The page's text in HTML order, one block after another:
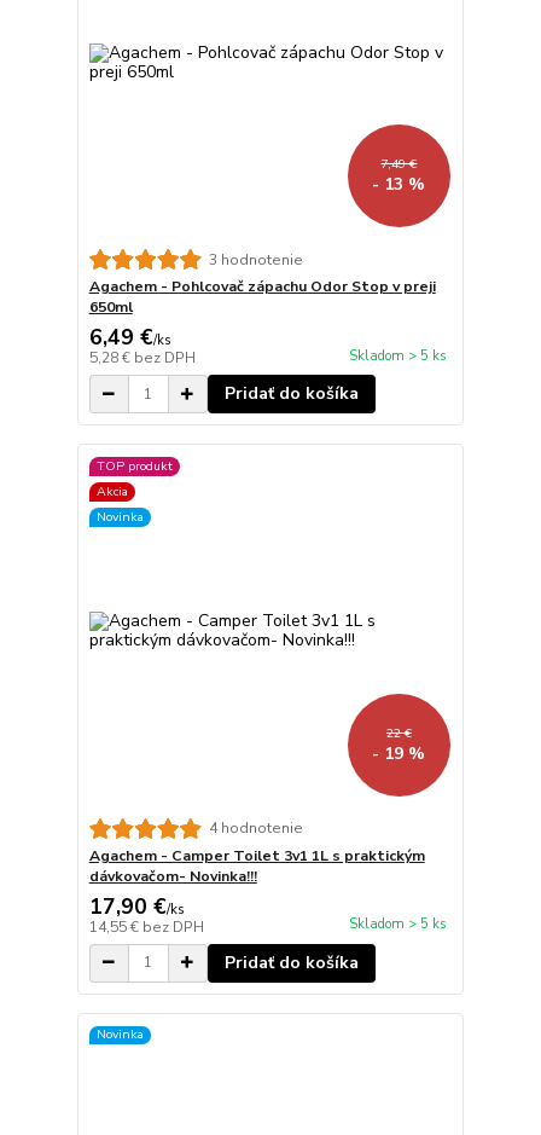
7,49 €
- 13 %
3 hodnotenie
Agachem - Pohlcovač zápachu Odor Stop v preji
650ml
6,49 €/ks
5,28 € bez DPH Skladom > 5 ks
Pridať do košíka
TOP produkt
Akcia
Novinka
22 €
- 19 %
4 hodnotenie
Agachem - Camper Toilet 3v1 1L s praktickým
dávkovačom- Novinka!!!
17,90 €/ks
14,55 € bez DPH Skladom > 5 ks
Pridať do košíka
Novinka